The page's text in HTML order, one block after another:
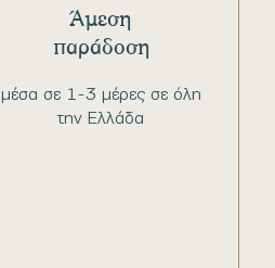
μέσα σε 1-3 μέρες σε όλη
την Ελλάδα
Άμεση
παράδοση